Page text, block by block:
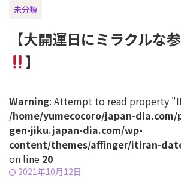
未分類
【大開運日にミラクルな
】
Warning: Attempt to read property
/home/yumecocoro/japan-
gen-jiku.japan-dia.com/wp-
content/themes/affinger/itiran-
on line 20
2021年10月12日